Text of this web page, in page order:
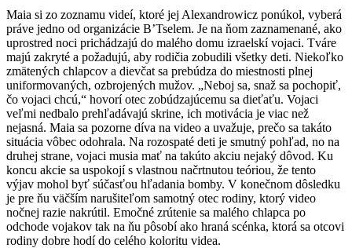
Maia si zo zoznamu videí, ktoré jej Alexandrowicz ponúkol, vyberá
práve jedno od organizácie B’Tselem. Je na ňom zaznamenané, ako
uprostred noci prichádzajú do malého domu izraelskí vojaci. Tváre
majú zakryté a požadujú, aby rodičia zobudili všetky deti. Niekoľko
zmätených chlapcov a dievčat sa prebúdza do miestnosti plnej
uniformovaných, ozbrojených mužov. „Neboj sa, snaž sa pochopiť,
čo vojaci chcú,“ hovorí otec zobúdzajúcemu sa dieťaťu. Vojaci
veľmi nedbalo prehľadávajú skrine, ich motivácia je viac než
nejasná. Maia sa pozorne díva na video a uvažuje, prečo sa takáto
situácia vôbec odohrala. Na rozospaté deti je smutný pohľad, no na
druhej strane, vojaci musia mať na takúto akciu nejaký dôvod. Ku
koncu akcie sa uspokojí s vlastnou načrtnutou teóriou, že tento
výjav mohol byť súčasťou hľadania bomby. V konečnom dôsledku
je pre ňu väčším narušiteľom samotný otec rodiny, ktorý video
nočnej razie nakrútil. Emočné zrútenie sa malého chlapca po
odchode vojakov tak na ňu pôsobí ako hraná scénka, ktorá sa otcovi
rodiny dobre hodí do celého koloritu videa.